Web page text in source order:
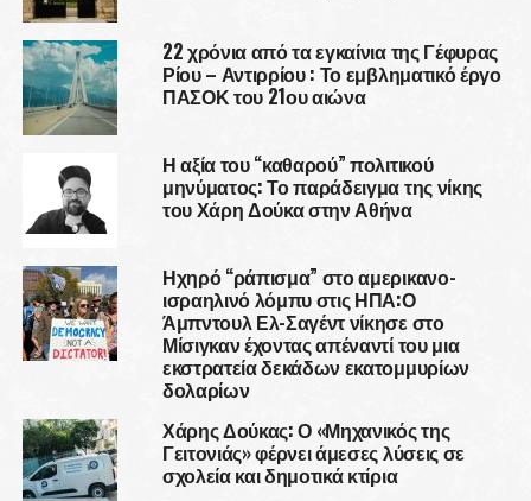
22 χρόνια από τα εγκαίνια της Γέφυρας
Ρίου – Αντιρρίου : Το εμβληματικό έργο
ΠΑΣΟΚ του 21ου αιώνα
Η αξία του “καθαρού” πολιτικού
μηνύματος: Το παράδειγμα της νίκης
του Χάρη Δούκα στην Αθήνα
Ηχηρό “ράπισμα” στο αμερικανο-
ισραηλινό λόμπυ στις ΗΠΑ:Ο
Άμπντουλ Ελ-Σαγέντ νίκησε στο
Μίσιγκαν έχοντας απέναντί του μια
εκστρατεία δεκάδων εκατομμυρίων
δολαρίων
Χάρης Δούκας: Ο «Μηχανικός της
Γειτονιάς» φέρνει άμεσες λύσεις σε
σχολεία και δημοτικά κτίρια